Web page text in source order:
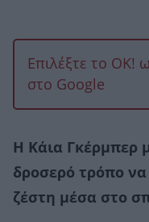
Επιλέξτε το OK!
στο Google
Η Κάια Γκέρμπερ
δροσερό τρόπο
ζέστη μέσα στο